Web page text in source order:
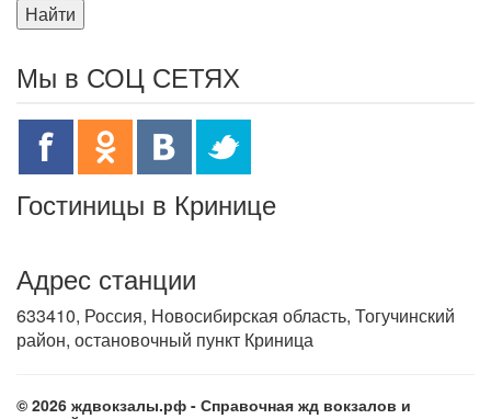
Найти
Мы в СОЦ СЕТЯХ
Гостиницы в Кринице
Адрес станции
633410, Россия, Новосибирская область, Тогучинский
район, остановочный пункт Криница
© 2026 ждвокзалы.рф - Справочная жд вокзалов и